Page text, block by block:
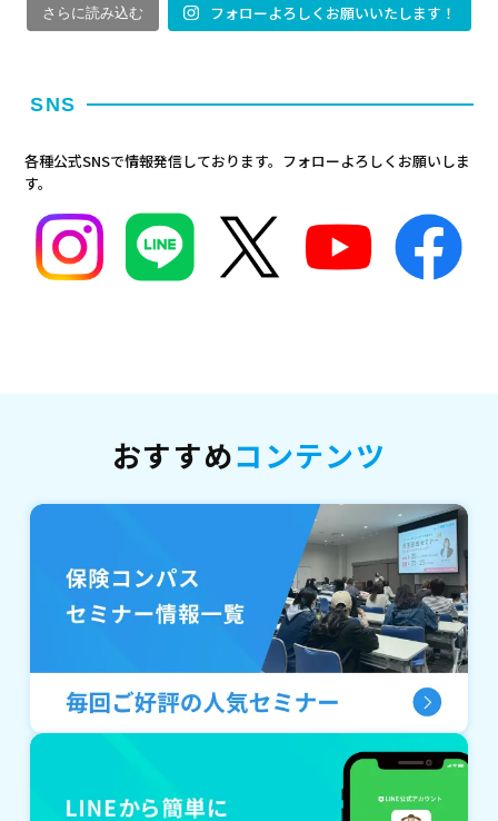
さらに読み込む フォローよろしくお願いいたします！
SNS
各種公式SNSで情報発信しております。フォローよろしくお願いしま
す。
おすすめコンテンツ